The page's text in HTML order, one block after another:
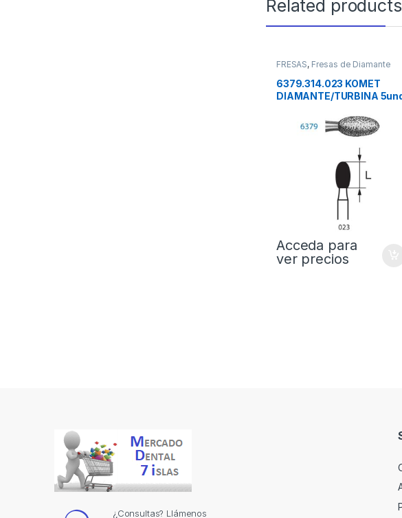
Related products
FRESAS, Fresas de Diamante
6379.314.023 KOMET
DIAMANTE/TURBINA
Acceda para
ver precios
¿Consultas? Llámenos